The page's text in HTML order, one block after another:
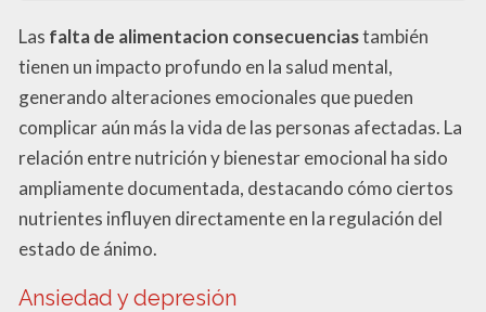
Las falta de alimentacion consecuenciastambién
tienen un impacto profundo en la salud mental,
generando alteraciones emocionales que pueden
complicar aún más la vida de las personas afectadas. La
relación entre nutrición y bienestar emocional ha sido
ampliamente documentada, destacando cómo ciertos
nutrientes influyen directamente en la regulación del
estado de ánimo.
Ansiedad y depresión